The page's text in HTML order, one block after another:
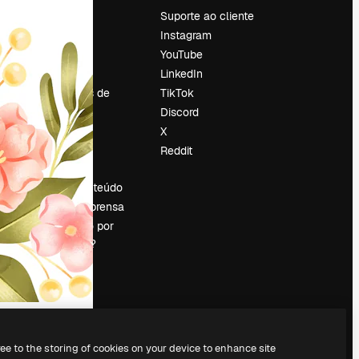
Reviews
Emprego
Tendências de
pesquisa
Blog
Eventos
Slidesgo
Vender conteúdo
Sala de imprensa
Procurando por
magnific.ai?
Suporte ao cliente
Instagram
YouTube
LinkedIn
TikTok
Discord
X
Reddit
to the storing of cookies on your device to enhance site